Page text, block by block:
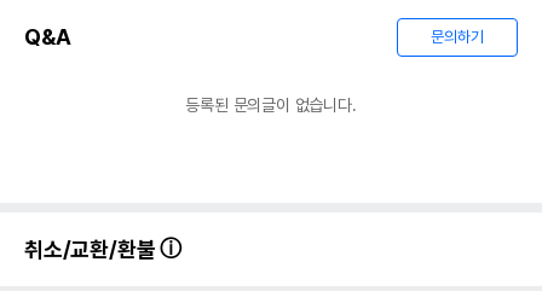
유통기한
Q&A 문의하기
등록된 문의글이 없습니다.
취소/교환/환불